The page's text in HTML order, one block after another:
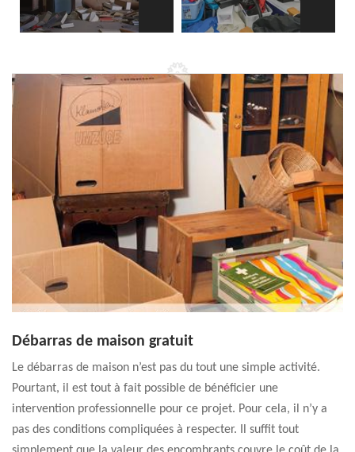
Débarras de maison gratuit
Le débarras de maison n’est pas du tout une simple activité.
Pourtant, il est tout à fait possible de bénéficier une
intervention professionnelle pour ce projet. Pour cela, il n’y a
pas des conditions compliquées à respecter. Il suffit tout